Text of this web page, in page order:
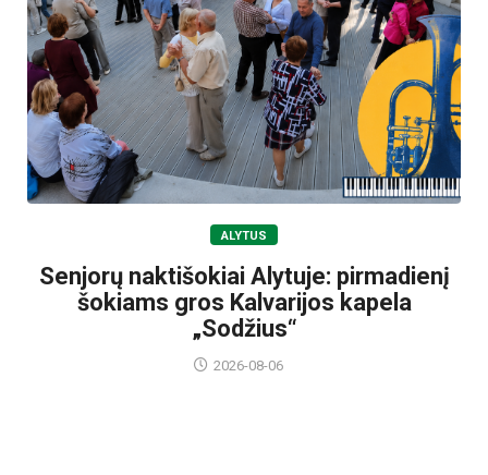
ALYTUS
Senjorų naktišokiai Alytuje: pirmadienį
šokiams gros Kalvarijos kapela
„Sodžius“
2026-08-06